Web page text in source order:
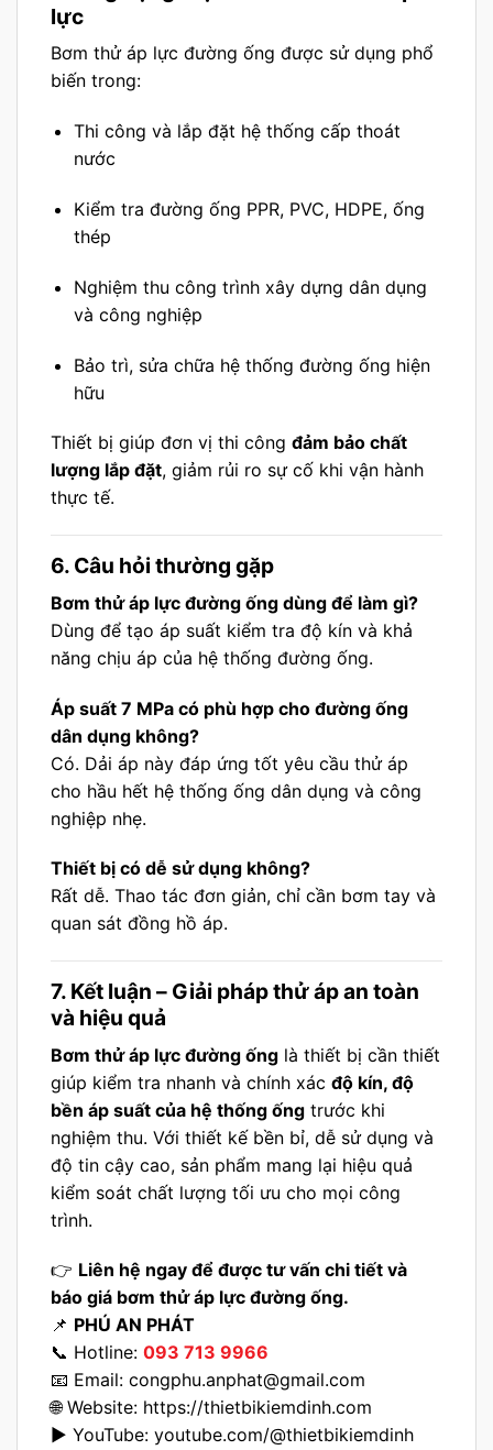
lực
Bơm thử áp lực đường ống được sử dụng phổ
biến trong:
Thi công và lắp đặt hệ thống cấp thoát
nước
Kiểm tra đường ống PPR, PVC, HDPE, ống
thép
Nghiệm thu công trình xây dựng dân dụng
và công nghiệp
Bảo trì, sửa chữa hệ thống đường ống hiện
hữu
Thiết bị giúp đơn vị thi công đảm bảo chất
lượng lắp đặt, giảm rủi ro sự cố khi vận hành
thực tế.
6. Câu hỏi thường gặp
Bơm thử áp lực đường ống dùng để làm gì?
Dùng để tạo áp suất kiểm tra độ kín và khả
năng chịu áp của hệ thống đường ống.
Áp suất 7 MPa có phù hợp cho đường ống
dân dụng không?
Có. Dải áp này đáp ứng tốt yêu cầu thử áp
cho hầu hết hệ thống ống dân dụng và công
nghiệp nhẹ.
Thiết bị có dễ sử dụng không?
Rất dễ. Thao tác đơn giản, chỉ cần bơm tay và
quan sát đồng hồ áp.
7. Kết luận – Giải pháp thử áp an toàn
và hiệu quả
Bơm thử áp lực đường ống là thiết bị cần thiết
giúp kiểm tra nhanh và chính xác độ kín, độ
bền áp suất của hệ thống ống trước khi
nghiệm thu. Với thiết kế bền bỉ, dễ sử dụng và
độ tin cậy cao, sản phẩm mang lại hiệu quả
kiểm soát chất lượng tối ưu cho mọi công
trình.
👉 Liên hệ ngay để được tư vấn chi tiết và
báo giá bơm thử áp lực đường ống.
📌 PHÚ AN PHÁT
📞 Hotline: 093 713 9966
📧 Email: congphu.anphat@gmail.com
🌐 Website: https://thietbikiemdinh.com
▶️ YouTube: youtube.com/@thietbikiemdinh